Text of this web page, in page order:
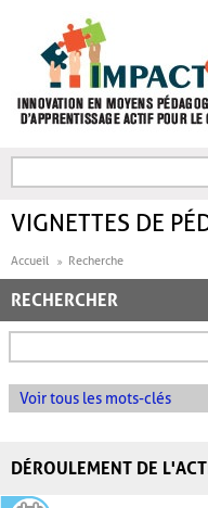
FORMULAIRE DE
VIGNETTES DE
Accueil Recherche
RECHERCHER
Voir tous les mots-clés
DÉROULEMENT DE